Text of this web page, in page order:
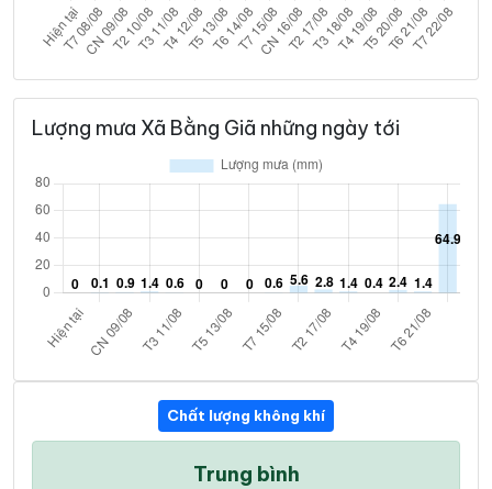
Lượng mưa Xã Bằng Giã những ngày tới
Chất lượng không khí
Trung bình